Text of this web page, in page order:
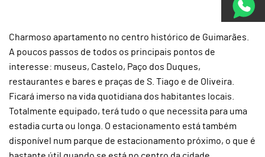
Charmoso apartamento no centro histórico de Guimarães.
A poucos passos de todos os principais pontos de
interesse: museus, Castelo, Paço dos Duques,
restaurantes e bares e praças de S. Tiago e de Oliveira.
Ficará imerso na vida quotidiana dos habitantes locais.
Totalmente equipado, terá tudo o que necessita para uma
estadia curta ou longa. O estacionamento está também
disponível num parque de estacionamento próximo, o que é